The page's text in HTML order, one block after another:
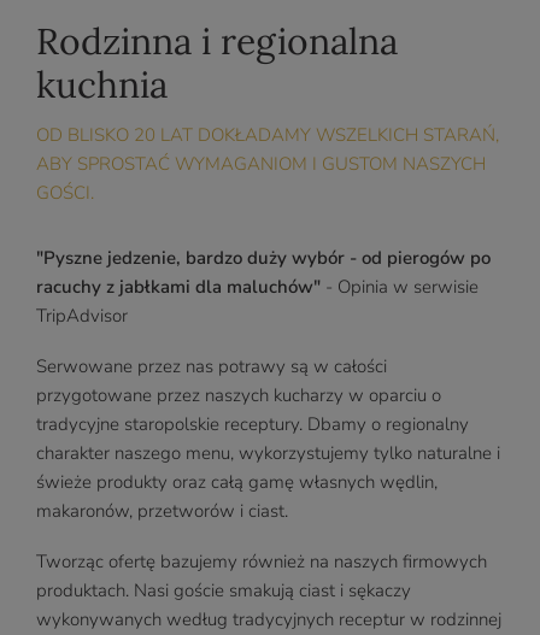
Rodzinna i regionalna
kuchnia
OD BLISKO 20 LAT DOKŁADAMY WSZELKICH STARAŃ,
ABY SPROSTAĆ WYMAGANIOM I GUSTOM NASZYCH
GOŚCI.
"Pyszne jedzenie, bardzo duży wybór - od pierogów po
racuchy z jabłkami dla maluchów" - Opinia w serwisie
TripAdvisor
Serwowane przez nas potrawy są w całości
przygotowane przez naszych kucharzy w oparciu o
tradycyjne staropolskie receptury. Dbamy o regionalny
charakter naszego menu, wykorzystujemy tylko naturalne i
świeże produkty oraz całą gamę własnych wędlin,
makaronów, przetworów i ciast.
Tworząc ofertę bazujemy również na naszych firmowych
produktach. Nasi goście smakują ciast i sękaczy
wykonywanych według tradycyjnych receptur w rodzinnej